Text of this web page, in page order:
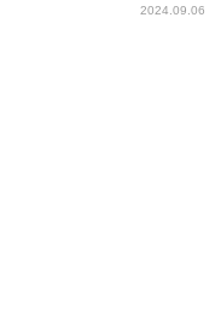
イクデビ
2024.09.06